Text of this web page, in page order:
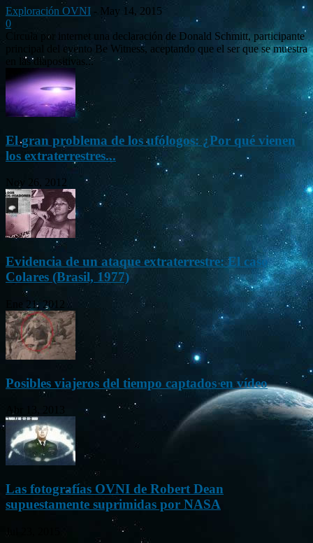
Exploración OVNI - May 14, 2015
0
Circula por internet una declaración de Donald Schmitt, participante
principal del evento Be Witness, aceptando que el ser que se muestra
en las diapositivas...
El gran problema de los ufólogos: ¿Por qué vienen
los extraterrestres...
Nov 26, 2012
Evidencia de un ataque extraterrestre: El caso
Colares (Brasil, 1977)
Ene 21, 2012
Posibles viajeros del tiempo captados en vídeo
Las fotografías OVNI de Robert Dean
supuestamente suprimidas por NASA